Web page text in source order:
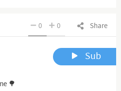
Share
0 0
Sub
🌳